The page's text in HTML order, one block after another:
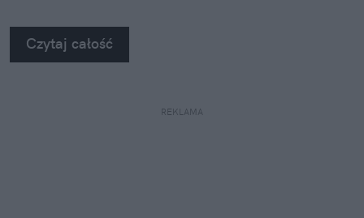
Czytaj całość
REKLAMA